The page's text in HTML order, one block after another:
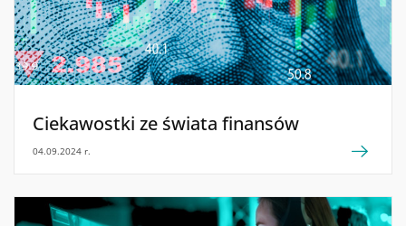
Ciekawostki ze świata finansów
04.09.2024 r.